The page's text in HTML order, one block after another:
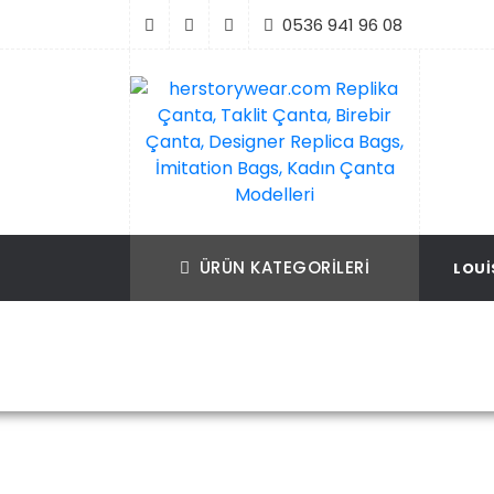
0536 941 96 08
İmitation Bags, Kadın Çanta Modelleri
ÜRÜN KATEGORILERI